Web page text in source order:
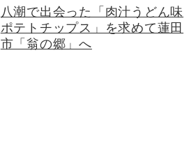
八潮で出会った「肉汁うどん味
ポテトチップス」を求めて蓮田
市「翁の郷」へ